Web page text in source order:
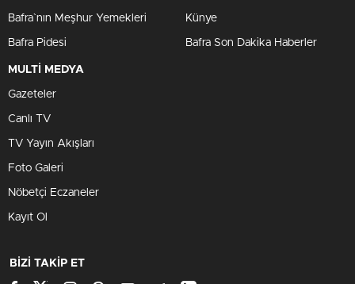
Bafra`nın Meşhur Yemekleri
Bafra Pidesi
Künye
Bafra Son Dakika Haberler
MULTİ MEDYA
Gazeteler
Canlı TV
TV Yayın Akışları
Foto Galeri
Nöbetçi Eczaneler
Kayıt Ol
BİZİ TAKİP ET